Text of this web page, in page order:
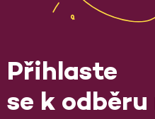
Přihlaste
se k